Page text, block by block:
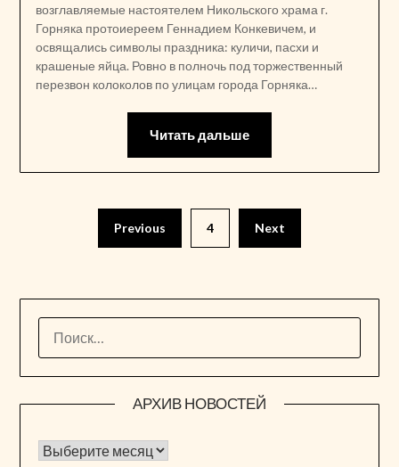
возглавляемые настоятелем Никольского храма г.
Горняка протоиереем Геннадием Конкевичем, и
освящались символы праздника: куличи, пасхи и
крашеные яйца. Ровно в полночь под торжественный
перезвон колоколов по улицам города Горняка…
Читать дальше
ПагинацияPrevious 4 Next
АРХИВ НОВОСТЕЙ
Архив новостей